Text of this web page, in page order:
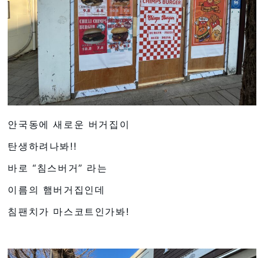
안국동에 새로운 버거집이
탄생하려나봐!!
바로 “침스버거” 라는
이름의 햄버거집인데
침팬치가 마스코트인가봐!